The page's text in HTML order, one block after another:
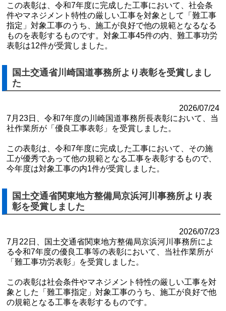
この表彰は、令和7年度に完成した工事において、社会条
件やマネジメント特性の厳しい工事を対象として「難工事
指定」対象工事のうち、施工が良好で他の規範となるなる
ものを表彰するものです。対象工事45件の内、難工事功労
表彰は12件が受賞しました。
国土交通省川崎国道事務所より表彰を受賞しまし
た
2026/07/24
7月23日、令和7年度の川崎国道事務所長表彰において、当
社作業所が「優良工事表彰」を受賞しました。
この表彰は、令和7年度に完成した工事において、その施
工が優秀であって他の規範となる工事を表彰するもので、
今年度は対象工事の内1件が受賞しました。
国土交通省関東地方整備局京浜河川事務所より表
彰を受賞しました
2026/07/23
7月22日、国土交通省関東地方整備局京浜河川事務所によ
る令和7年度の優良工事等の表彰において、当社作業所が
「難工事功労表彰」を受賞しました。
この表彰は社会条件やマネジメント特性の厳しい工事を対
象とした「難工事指定」対象工事のうち、施工が良好で他
の規範となる工事を表彰するものです。